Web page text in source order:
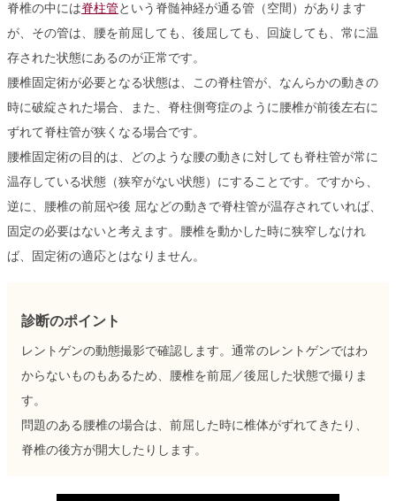
脊椎の中には脊柱管という脊髄神経が通る管（空間）があります
が、その管は、腰を前屈しても、後屈しても、回旋しても、常に温
存された状態にあるのが正常です。
腰椎固定術が必要となる状態は、この脊柱管が、なんらかの動きの
時に破綻された場合、また、脊柱側弯症のように腰椎が前後左右に
ずれて脊柱管が狭くなる場合です。
腰椎固定術の目的は、どのような腰の動きに対しても脊柱管が常に
温存している状態（狭窄がない状態）にすることです。ですから、
逆に、腰椎の前屈や後 屈などの動きで脊柱管が温存されていれば、
固定の必要はないと考えます。腰椎を動かした時に狭窄しなけれ
ば、固定術の適応とはなりません。
診断のポイント
レントゲンの動態撮影で確認します。通常のレントゲンではわ
からないものもあるため、腰椎を前屈／後屈した状態で撮りま
す。
問題のある腰椎の場合は、前屈した時に椎体がずれてきたり、
脊椎の後方が開大したりします。